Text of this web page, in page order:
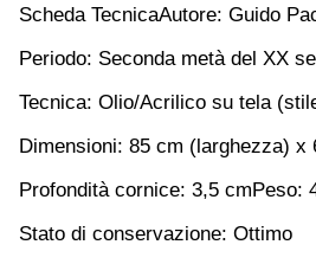
Scheda TecnicaAutore: Guido
Periodo: Seconda metà del XX
Tecnica: Olio/Acrilico su tela
Dimensioni: 85 cm (larghezza) x
Profondità cornice: 3,5 cmPeso:
Stato di conservazione: Ottimo